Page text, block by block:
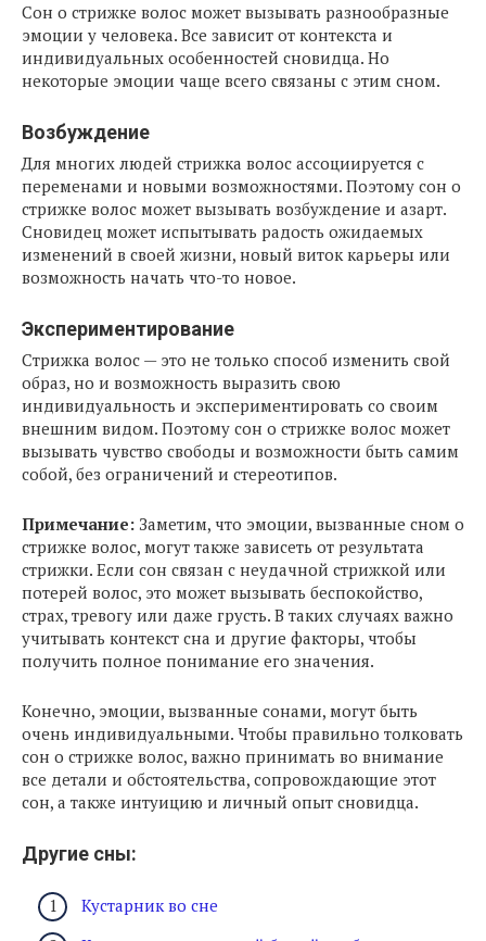
Сон о стрижке волос может вызывать разнообразные
эмоции у человека. Все зависит от контекста и
индивидуальных особенностей сновидца. Но
некоторые эмоции чаще всего связаны с этим сном.
Возбуждение
Для многих людей стрижка волос ассоциируется с
переменами и новыми возможностями. Поэтому сон о
стрижке волос может вызывать возбуждение и азарт.
Сновидец может испытывать радость ожидаемых
изменений в своей жизни, новый виток карьеры или
возможность начать что-то новое.
Экспериментирование
Стрижка волос — это не только способ изменить свой
образ, но и возможность выразить свою
индивидуальность и экспериментировать со своим
внешним видом. Поэтому сон о стрижке волос может
вызывать чувство свободы и возможности быть самим
собой, без ограничений и стереотипов.
Примечание: Заметим, что эмоции, вызванные сном о
стрижке волос, могут также зависеть от результата
стрижки. Если сон связан с неудачной стрижкой или
потерей волос, это может вызывать беспокойство,
страх, тревогу или даже грусть. В таких случаях важно
учитывать контекст сна и другие факторы, чтобы
получить полное понимание его значения.
Конечно, эмоции, вызванные сонами, могут быть
очень индивидуальными. Чтобы правильно толковать
сон о стрижке волос, важно принимать во внимание
все детали и обстоятельства, сопровождающие этот
сон, а также интуицию и личный опыт сновидца.
Другие сны:
Кустарник во сне